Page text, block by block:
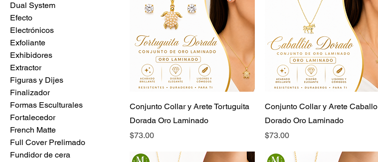
Dual System
Efecto
Electrónicos
Exfoliante
Exhibidores
Extractor
Figuras y Dijes
Finalizador
Formas Esculturales
Fortalecedor
French Matte
Full Cover Prelimado
Fundidor de cera
Conjunto Collar y Arete Tortuguita
Dorada Oro Laminado
Precio
$73.00
Conjunto Collar y Arete Caballo
Dorado Oro Laminado
Precio
$73.00